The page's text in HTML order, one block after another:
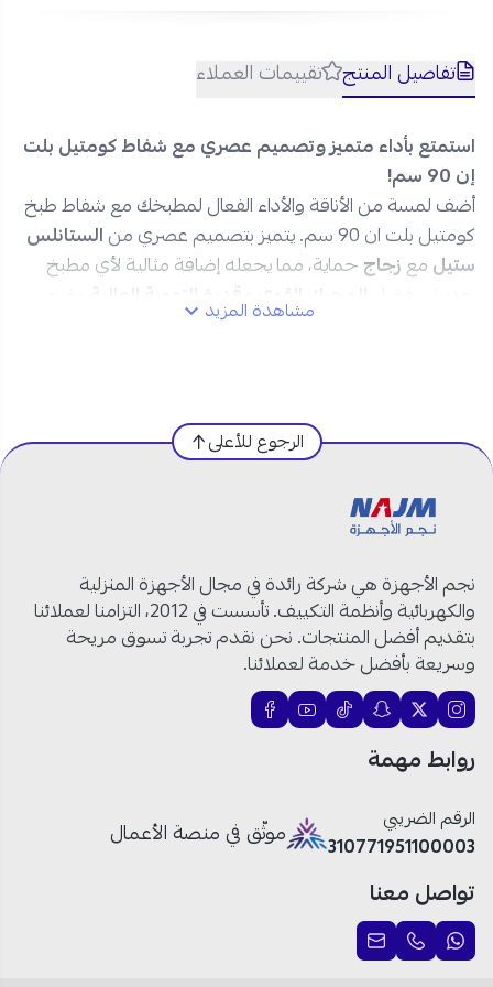
تفاصيل المنتج تقييمات العملاء
استمتع بأداء متميز وتصميم عصري مع شفاط كومتيل بلت
إن 90 سم!
أضف لمسة من الأناقة والأداء الفعال لمطبخك مع شفاط طبخ
كومتيل بلت ان 90 سم. يتميز بتصميم عصري من
الستانلس
ستيلمعزجاجحماية، مما يجعله إضافة مثالية لأي مطبخ
المحرك القوي وقدرة التهوية العالية
الروائح والدخانبشكل فعال، مما يخلق بيئة مطبخ
- 3 سرعات:
الماركة
الموديل
اللون
: فضي
المقاس: 90 سم
المحرك: 190 واط
قدرة التهوية: 650 م³/ساعة
السرعات: 3 سرعات تشغيل
الإضاءة: إضاءة LED ساطعة
الفلتر
النظام
شفاط كوميتال 190 واط: الخيار المثالي
لمطبخ عصري!
تصميم أنيق وعصري:
زجاج حماية ليتناسب مع جميع الديكورات.
مشاهدة المزيد
الرجوع للأعلى
نجم الأجهزة هي شركة رائدة في مجال الأجهزة المنزلية
والكهربائية وأنظمة التكييف. تأسست في 2012، التزامنا لعملائنا
بتقديم أفضل المنتجات. نحن نقدم تجربة تسوق مريحة
وسريعة بأفضل خدمة لعملائنا.
روابط مهمة
الرقم الضريبي
310771951100003
موثّق في منصة الأعمال
تواصل معنا